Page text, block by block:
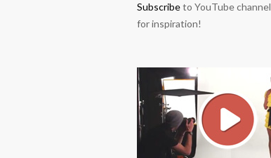
Subscribeto YouTube channel
for inspiration!